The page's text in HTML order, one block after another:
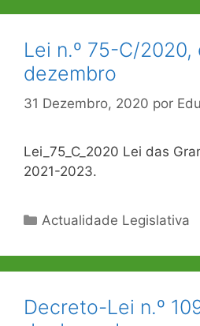
Lei n.º 75-C/2020,
dezembro
31 Dezembro, 2020 por
Lei_75_C_2020 Lei das
2021-2023.
Categorias
Actualidade Legislativa
Decreto-Lei n.º